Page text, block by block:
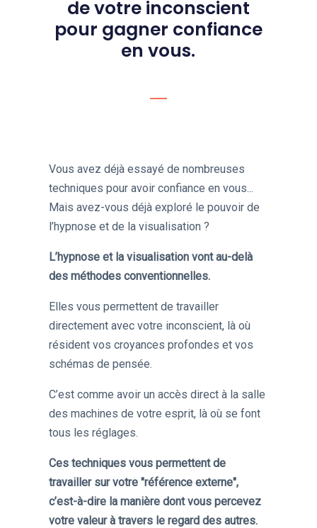
de votre inconscient
pour gagner confiance
en vous.
Vous avez déjà essayé de nombreuses
techniques pour avoir confiance en vous...
Mais avez-vous déjà exploré le pouvoir de
l’hypnose et de la visualisation ?
L’hypnose et la visualisation vont au-delà
des méthodes conventionnelles.
Elles vous permettent de travailler
directement avec votre inconscient, là où
résident vos croyances profondes et vos
schémas de pensée.
C’est comme avoir un accès direct à la salle
des machines de votre esprit, là où se font
tous les réglages.
Ces techniques vous permettent de
travailler sur votre "référence externe",
c’est-à-dire la manière dont vous percevez
votre valeur à travers le regard des autres.